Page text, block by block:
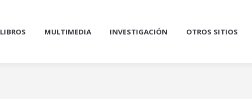
LIBROS MULTIMEDIA INVESTIGACIÓN OTROS SITIOS